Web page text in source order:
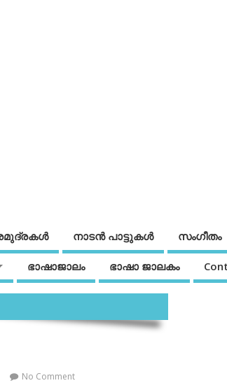
നാടന്‍ പാട്ടുകള്‍ സംഗീതം
ഭാഷാജാലം ഭാഷാ ജാലകം
No Comment